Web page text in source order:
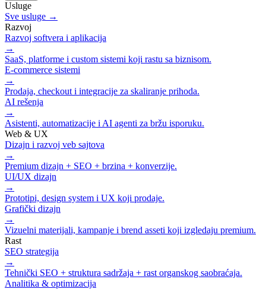
Usluge
Sve usluge →
Razvoj
Razvoj softvera i aplikacija
→
SaaS, platforme i custom sistemi koji rastu sa biznisom.
E-commerce sistemi
→
Prodaja, checkout i integracije za skaliranje prihoda.
AI rešenja
→
Asistenti, automatizacije i AI agenti za bržu isporuku.
Web & UX
Dizajn i razvoj veb sajtova
→
Premium dizajn + SEO + brzina + konverzije.
UI/UX dizajn
→
Prototipi, design system i UX koji prodaje.
Grafički dizajn
→
Vizuelni materijali, kampanje i brend asseti koji izgledaju premium.
Rast
SEO strategija
→
Tehnički SEO + struktura sadržaja + rast organskog saobraćaja.
Analitika & optimizacija